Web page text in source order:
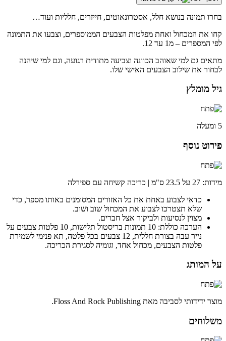
של
צביעה
מספרים
-
-
5+
בחרו תמונה בנושא חלל, אסטרונאוטים, חייזרים, חלליות ועוד…
קחו את המכחול ואחת מפלטות הצבעים הממוספרים, וצבעו את התמונה
לפי המספרים – מ1 עד 12.
מתאים גם למי שאוהב הכוונה וצביעה מתודית רגועה, וגם למי שיהנה
לבחור את שילוב הצבעים האישי שלו.
גיל מומלץ
5 ומעלה
פירוט נוסף
מידות: 27 על 23.5 ס"מ | כריכה קשיחה עם ספירלה
כדאי לצבוע באחת את כל האזורים המסומנים באותו מספר, כדי
שלא תצטרכו לצבוע את המכחול שוב ושוב.
מצוין לנסיעות ולביקור אצל חברים.
הערכה כוללת: 10 תמונות בריסטול תלישות, 10 פלטות צבעים על
נייר עבה בצורת חללית, 12 צבעים בכל פלטה, תא פנימי לשמירת
פלטות הצבעים, מכחול אחד, וגומיה לסגירת הכריכה.
על המותג
מוצר ידידותי לסביבה מאת Floss And Rock Publishing.
משלוחים